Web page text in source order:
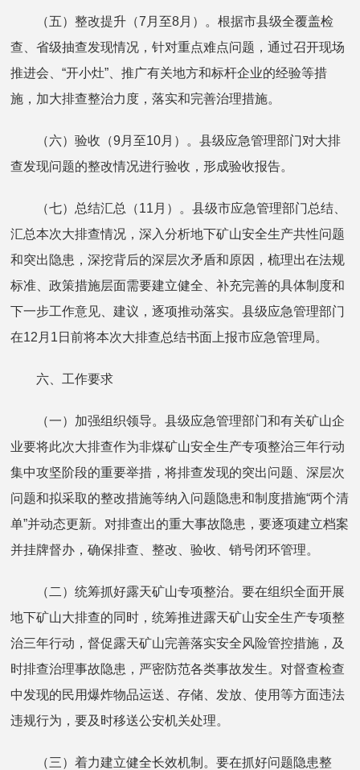
（五）整改提升（7月至8月）。根据市县级全覆盖检
查、省级抽查发现情况，针对重点难点问题，通过召开现场
推进会、“开小灶”、推广有关地方和标杆企业的经验等措
施，加大排查整治力度，落实和完善治理措施。
（六）验收（9月至10月）。县级应急管理部门对大排
查发现问题的整改情况进行验收，形成验收报告。
（七）总结汇总（11月）。县级市应急管理部门总结、
汇总本次大排查情况，深入分析地下矿山安全生产共性问题
和突出隐患，深挖背后的深层次矛盾和原因，梳理出在法规
标准、政策措施层面需要建立健全、补充完善的具体制度和
下一步工作意见、建议，逐项推动落实。县级应急管理部门
在12月1日前将本次大排查总结书面上报市应急管理局。
六、工作要求
（一）加强组织领导。县级应急管理部门和有关矿山企
业要将此次大排查作为非煤矿山安全生产专项整治三年行动
集中攻坚阶段的重要举措，将排查发现的突出问题、深层次
问题和拟采取的整改措施等纳入问题隐患和制度措施“两个清
单”并动态更新。对排查出的重大事故隐患，要逐项建立档案
并挂牌督办，确保排查、整改、验收、销号闭环管理。
（二）统筹抓好露天矿山专项整治。要在组织全面开展
地下矿山大排查的同时，统筹推进露天矿山安全生产专项整
治三年行动，督促露天矿山完善落实安全风险管控措施，及
时排查治理事故隐患，严密防范各类事故发生。对督查检查
中发现的民用爆炸物品运送、存储、发放、使用等方面违法
违规行为，要及时移送公安机关处理。
（三）着力建立健全长效机制。要在抓好问题隐患整